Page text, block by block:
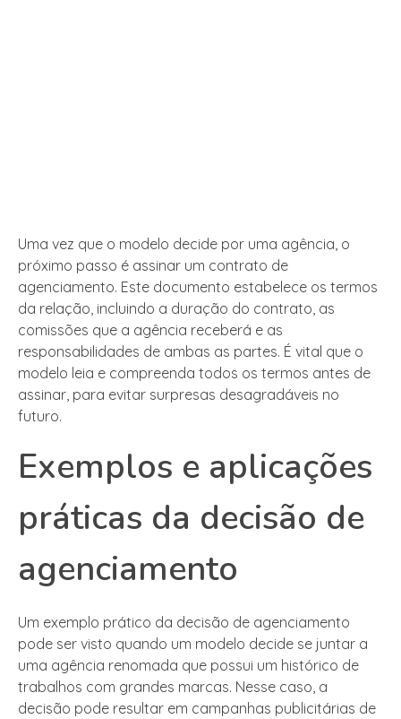
Uma vez que o modelo decide por uma agência, o
próximo passo é assinar um contrato de
agenciamento. Este documento estabelece os termos
da relação, incluindo a duração do contrato, as
comissões que a agência receberá e as
responsabilidades de ambas as partes. É vital que o
modelo leia e compreenda todos os termos antes de
assinar, para evitar surpresas desagradáveis no
futuro.
Exemplos e aplicações
práticas da decisão de
agenciamento
Um exemplo prático da decisão de agenciamento
pode ser visto quando um modelo decide se juntar a
uma agência renomada que possui um histórico de
trabalhos com grandes marcas. Nesse caso, a
decisão pode resultar em campanhas publicitárias de